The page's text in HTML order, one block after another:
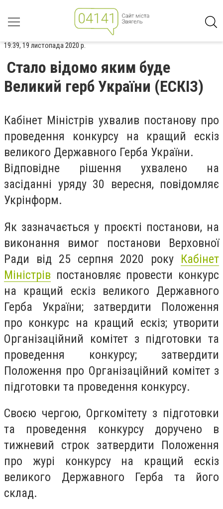
19:39, 19 листопада 2020 р.
Стало відомо яким буде
Великий герб України (ЕСКІЗ)
Кабінет Міністрів ухвалив постанову про
проведення конкурсу на кращий ескіз
великого Державного Герба України.
Відповідне рішення ухвалено на
засіданні уряду 30 вересня, повідомляє
Укрінформ.
Як зазначається у проєкті постанови, на
виконання вимог постанови Верховної
Ради від 25 серпня 2020 року Кабінет
Міністрів постановляє провести конкурс
на кращий ескіз великого Державного
Герба України; затвердити Положення
про конкурс на кращий ескіз; утворити
Організаційний комітет з підготовки та
проведення конкурсу; затвердити
Положення про Організаційний комітет з
підготовки та проведення конкурсу.
Своєю чергою, Оргкомітету з підготовки
та проведення конкурсу доручено в
тижневий строк затвердити Положення
про журі конкурсу на кращий ескіз
великого Державного Герба та його
склад.